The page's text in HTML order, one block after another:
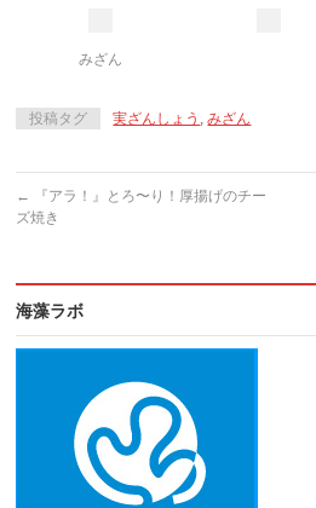
みざん
投稿タグ 実ざんしょう ,みざん
←
『アラ！』とろ〜り！厚揚げのチー
ズ焼き
海藻ラボ